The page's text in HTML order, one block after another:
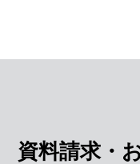
資料請求・